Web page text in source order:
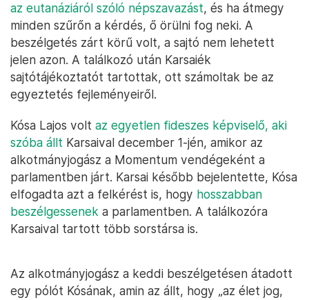
az eutanáziáról szóló népszavazást, és ha átmegy
minden szűrőn a kérdés, ő örülni fog neki. A
beszélgetés zárt körű volt, a sajtó nem lehetett
jelen azon. A találkozó után Karsaiék
sajtótájékoztatót tartottak, ott számoltak be az
egyeztetés fejleményeiről.
Kósa Lajos volt az egyetlen fideszes képviselő, aki
szóba állt Karsaival december 1-jén, amikor az
alkotmányjogász a Momentum vendégeként a
parlamentben járt. Karsai később bejelentette, Kósa
elfogadta azt a felkérést is, hogy hosszabban
beszélgessenek a parlamentben. A találkozóra
Karsaival tartott több sorstársa is.
Az alkotmányjogász a keddi beszélgetésen átadott
egy pólót Kósának, amin az állt, hogy „az élet jog,